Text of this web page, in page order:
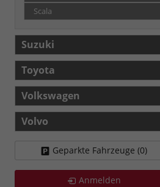
Scala
Suzuki
Toyota
Volkswagen
Volvo
Geparkte Fahrzeuge (0)
Anmelden